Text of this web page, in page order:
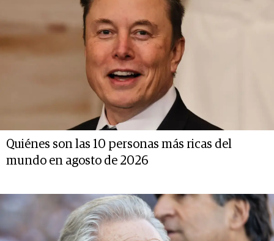
Quiénes son las 10 personas más ricas del
mundo en agosto de 2026